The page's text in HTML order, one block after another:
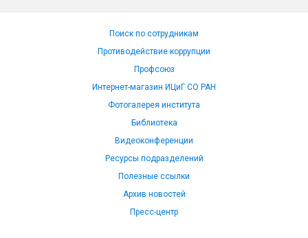
Поиск по сотрудникам
Противодействие коррупции
Профсоюз
Интернет-магазин ИЦиГ СО РАН
Фотогалерея института
Библиотека
Видеоконференции
Ресурсы подразделений
Полезные ссылки
Архив новостей
Пресс-центр